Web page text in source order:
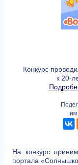
Конкурс
к 20-
им
На конкурс
портала